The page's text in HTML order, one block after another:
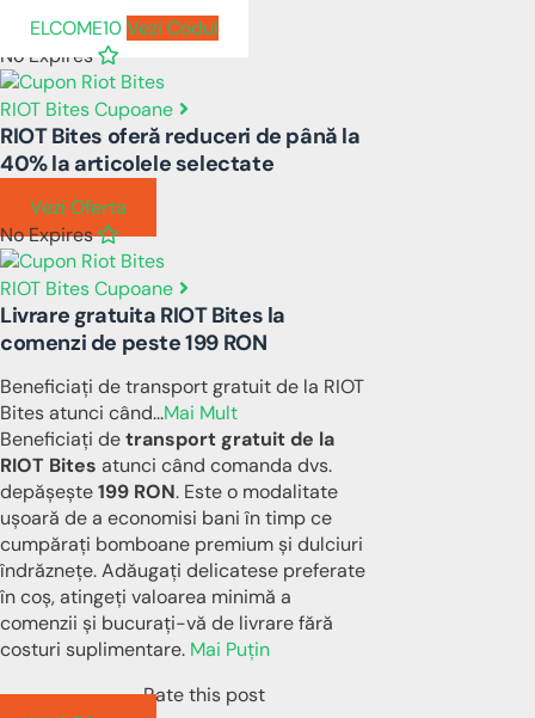
ELCOME10Vezi Codul
No Expires
RIOT Bites Cupoane
RIOT Bites oferă reduceri de până la
40% la articolele selectate
Vezi Oferta
No Expires
RIOT Bites Cupoane
Livrare gratuita RIOT Bites la
comenzi de peste 199 RON
Beneficiați de transport gratuit de la RIOT
Bites atunci când...Mai Mult
Beneficiați detransport gratuit de la
RIOT Bites atunci când comanda dvs.
depășește199 RON. Este o modalitate
ușoară de a economisi bani în timp ce
cumpărați bomboane premium și dulciuri
îndrăznețe. Adăugați delicatese preferate
în coș, atingeți valoarea minimă a
comenzii și bucurați-vă de livrare fără
costuri suplimentare. Mai Puțin
Rate this post